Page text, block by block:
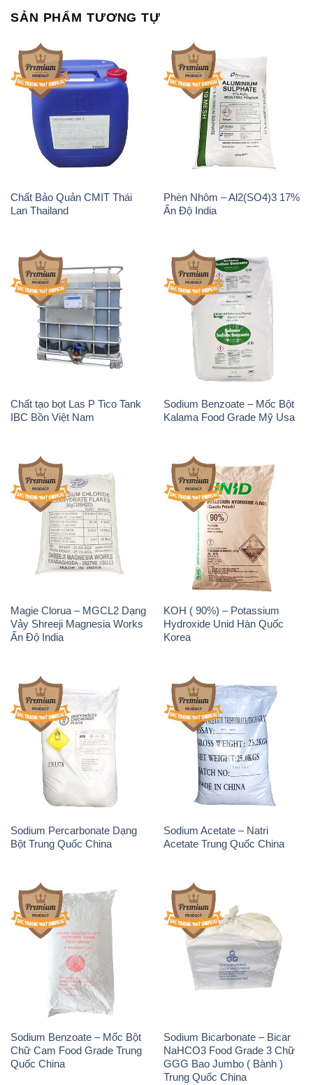
SẢN PHẨM TƯƠNG TỰ
Chất Bảo Quản CMIT Thái
Lan Thailand
Phèn Nhôm – Al2(SO4)3 17%
Ấn Độ India
Chất tạo bọt Las P Tico Tank
IBC Bồn Việt Nam
Sodium Benzoate – Mốc Bột
Kalama Food Grade Mỹ Usa
Magie Clorua – MGCL2 Dạng
Vảy Shreeji Magnesia Works
Ấn Độ India
KOH ( 90%) – Potassium
Hydroxide Unid Hàn Quốc
Korea
Sodium Percarbonate Dạng
Bột Trung Quốc China
Sodium Acetate – Natri
Acetate Trung Quốc China
Sodium Benzoate – Mốc Bột
Chữ Cam Food Grade Trung
Quốc China
Sodium Bicarbonate – Bicar
NaHCO3 Food Grade 3 Chữ
GGG Bao Jumbo ( Bành )
Trung Quốc China